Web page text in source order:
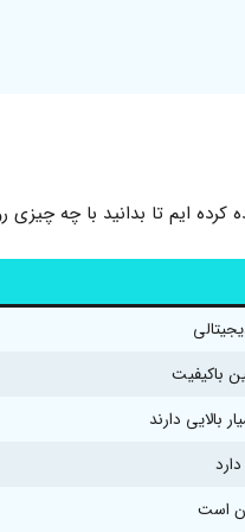
ایم تا بدانید با چه چیزی
باکیفیت
بالایی دارند
است